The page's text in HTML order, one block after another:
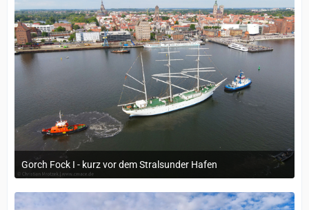
Gorch Fock I - kurz vor dem Stralsunder Hafen
21. Mai 2024 um 10:29